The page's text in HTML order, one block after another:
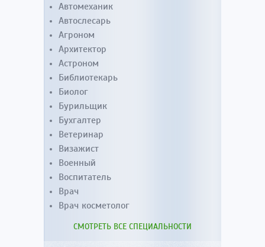
Автомеханик
Автослесарь
Агроном
Архитектор
Астроном
Библиотекарь
Биолог
Бурильщик
Бухгалтер
Ветеринар
Визажист
Военный
Воспитатель
Врач
Врач косметолог
СМОТРЕТЬ ВСЕ СПЕЦИАЛЬНОСТИ